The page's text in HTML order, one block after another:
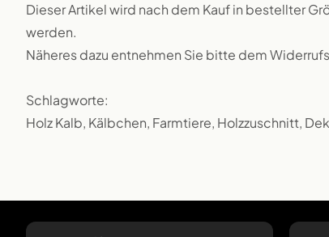
Dieser Artikel wird nach dem Kauf in bestellter
werden.
Näheres dazu entnehmen Sie bitte dem
Schlagworte:
Holz Kalb, Kälbchen, Farmtiere, Holzzuschnitt,